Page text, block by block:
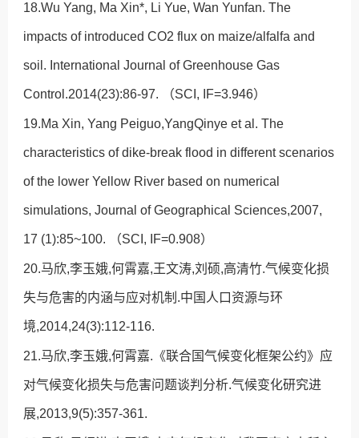
18.Wu Yang, Ma Xin*, Li Yue, Wan Yunfan. The
impacts of introduced CO2 flux on maize/alfalfa and
soil. International Journal of Greenhouse Gas
Control.2014(23):86-97. （SCI, IF=3.946）
19.Ma Xin, Yang Peiguo,YangQinye et al. The
characteristics of dike-break flood in different scenarios
of the lower Yellow River based on numerical
simulations, Journal of Geographical Sciences,2007,
17 (1):85~100. （SCI, IF=0.908）
20.马欣,李玉娥,何霄嘉,王文涛,刘硕,高清竹.气候变化损
失与危害的内涵与应对机制.中国人口资源与环
境,2014,24(3):112-116.
21.马欣,李玉娥,何霄嘉.《联合国气候变化框架公约》应
对气候变化损失与危害问题谈判分析.气候变化研究进
展,2013,9(5):357-361.